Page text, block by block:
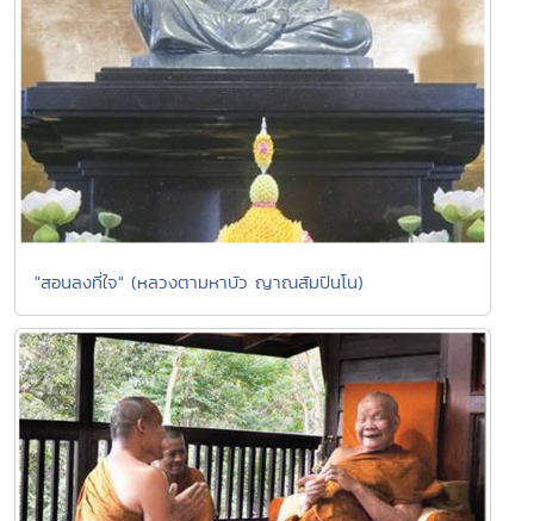
"สอนลงที่ใจ" (หลวงตามหาบัว ญาณสัมปันโน)